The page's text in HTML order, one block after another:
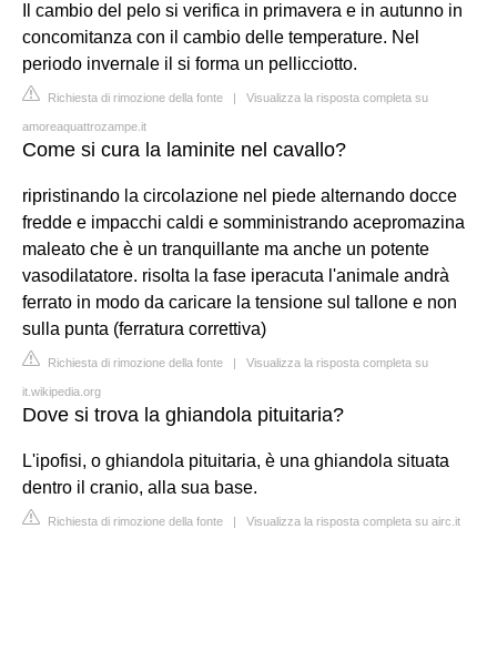
Il cambio del pelo si verifica in primavera e in autunno in
concomitanza con il cambio delle temperature. Nel
periodo invernale il si forma un pellicciotto.
Richiesta di rimozione della fonte | Visualizza la risposta completa su
amoreaquattrozampe.it
Come si cura la laminite nel cavallo?
ripristinando la circolazione nel piede alternando docce
fredde e impacchi caldi e somministrando acepromazina
maleato che è un tranquillante ma anche un potente
vasodilatatore. risolta la fase iperacuta l'animale andrà
ferrato in modo da caricare la tensione sul tallone e non
sulla punta (ferratura correttiva)
Richiesta di rimozione della fonte | Visualizza la risposta completa su
it.wikipedia.org
Dove si trova la ghiandola pituitaria?
L'ipofisi, o ghiandola pituitaria, è una ghiandola situata
dentro il cranio, alla sua base.
Richiesta di rimozione della fonte | Visualizza la risposta completa su airc.it